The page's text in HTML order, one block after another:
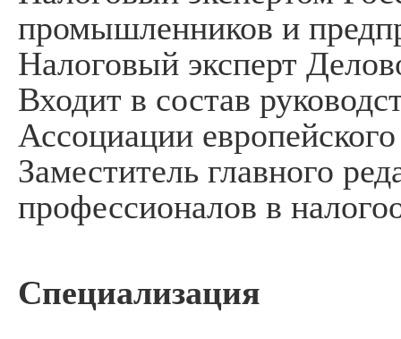
промышленников и
Налоговый эксперт
Входит в состав
Ассоциации
Заместитель главного
профессионалов в
Специализация